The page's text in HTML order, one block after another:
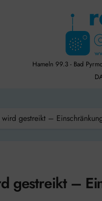
Hameln 99.3 - Bad
gestreikt –
gestreikt –